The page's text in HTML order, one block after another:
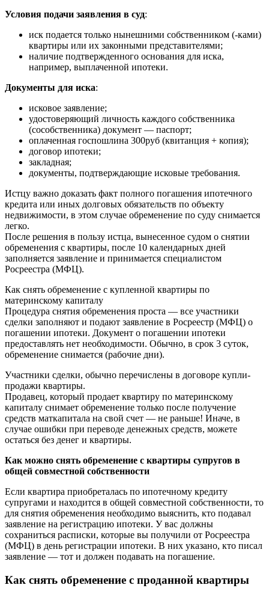
Условия подачи заявления в суд:
иск подается только нынешними собственником (-ками)
квартиры или их законными представителями;
наличие подтвержденного основания для иска,
например, выплаченной ипотеки.
Документы для иска:
исковое заявление;
удостоверяющий личность каждого собственника
(сособственника) документ — паспорт;
оплаченная госпошлина 300руб (квитанция + копия);
договор ипотеки;
закладная;
документы, подтверждающие исковые требования.
Истцу важно доказать факт полного погашения ипотечного
кредита или иных долговых обязательств по объекту
недвижимости, в этом случае обременение по суду снимается
легко.
После решения в пользу истца, вынесенное судом о снятии
обременения с квартиры, после 10 календарных дней
заполняется заявление и принимается специалистом
Росреестра (МФЦ).
Как снять обременение с купленной квартиры по
материнскому капиталу
Процедура снятия обременения проста — все участники
сделки заполняют и подают заявление в Росреестр (МФЦ) о
погашении ипотеки. Документ о погашении ипотеки
предоставлять нет необходимости. Обычно, в срок 3 суток,
обременение снимается (рабочие дни).
Участники сделки, обычно перечислены в договоре купли-
продажи квартиры.
Продавец, который продает квартиру по материнскому
капиталу снимает обременение только после получение
средств маткапитала на свой счет — не раньше! Иначе, в
случае ошибки при переводе денежных средств, можете
остаться без денег и квартиры.
Как можно снять обременение с квартиры супругов в
общей совместной собственности
Если квартира приобреталась по ипотечному кредиту
супругами и находится в общей совместной собственности, то
для снятия обременения необходимо выяснить, кто подавал
заявление на регистрацию ипотеки. У вас должны
сохраниться расписки, которые вы получили от Росреестра
(МФЦ) в день регистрации ипотеки. В них указано, кто писал
заявление — тот и должен подавать на погашение.
Как снять обременение с проданной квартиры